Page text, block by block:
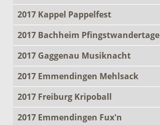
2017 Kappel Pappelfest
2017 Bachheim Pfingstwandertage
2017 Gaggenau Musiknacht
2017 Emmendingen Mehlsack
2017 Freiburg Kripoball
2017 Emmendingen Fux'n